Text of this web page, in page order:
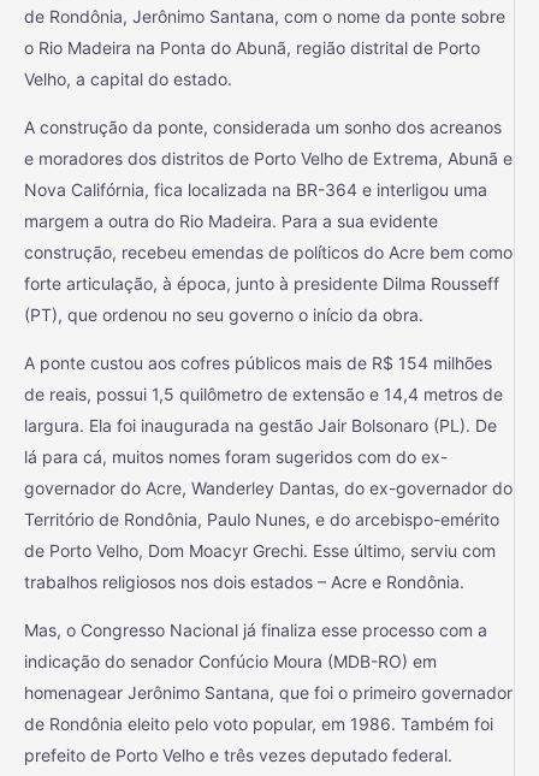
de Rondônia, Jerônimo Santana, com o nome da ponte sobre
o Rio Madeira na Ponta do Abunã, região distrital de Porto
Velho, a capital do estado.
A construção da ponte, considerada um sonho dos acreanos
e moradores dos distritos de Porto Velho de Extrema, Abunã e
Nova Califórnia, fica localizada na BR-364 e interligou uma
margem a outra do Rio Madeira. Para a sua evidente
construção, recebeu emendas de políticos do Acre bem como
forte articulação, à época, junto à presidente Dilma Rousseff
(PT), que ordenou no seu governo o início da obra.
A ponte custou aos cofres públicos mais de R$ 154 milhões
de reais, possui 1,5 quilômetro de extensão e 14,4 metros de
largura. Ela foi inaugurada na gestão Jair Bolsonaro (PL). De
lá para cá, muitos nomes foram sugeridos com do ex-
governador do Acre, Wanderley Dantas, do ex-governador do
Território de Rondônia, Paulo Nunes, e do arcebispo-emérito
de Porto Velho, Dom Moacyr Grechi. Esse último, serviu com
trabalhos religiosos nos dois estados – Acre e Rondônia.
Mas, o Congresso Nacional já finaliza esse processo com a
indicação do senador Confúcio Moura (MDB-RO) em
homenagear Jerônimo Santana, que foi o primeiro governador
de Rondônia eleito pelo voto popular, em 1986. Também foi
prefeito de Porto Velho e três vezes deputado federal.